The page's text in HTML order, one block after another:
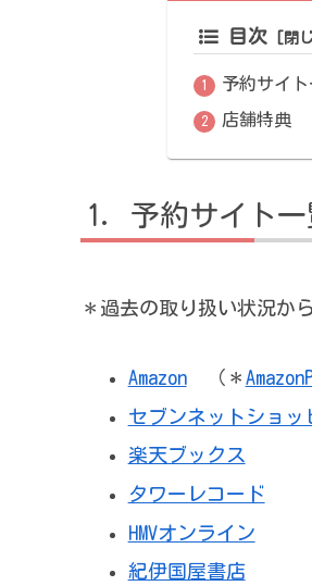
目次
予約サイト
店舗特典
予約サイト一
＊過去の取り扱い状況か
Amazon（＊
セブンネットショッ
楽天ブックス
タワーレコード
HMVオンライン
紀伊国屋書店